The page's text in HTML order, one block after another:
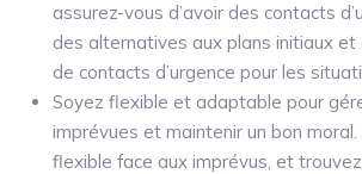
assurez-vous d’avoir des contacts
des alternatives aux plans initiaux et
de contacts d’urgence pour les
Soyez flexible et adaptable pour
imprévues et maintenir un bon
flexible face aux imprévus, et